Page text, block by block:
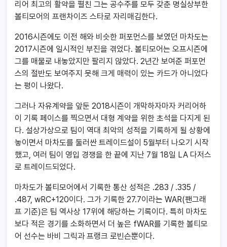
리어 최고의 활약을 펼친 그는 공수주를 모두 갖춘 명실상부한
볼티모어의 프랜차이즈 스타로 자리매김한다.
2016시즌에도 이전 해와 비슷한 퍼포먼스를 보였던 마차도는
2017시즌에 일시적인 부진을 겪었다. 볼티모어는 오프시즌에
그를 매물로 내놓았지만 팔리지 않았다. 2년간 보여준 퍼포먼
스의 절반도 보여주지 못해 크게 매력이 있는 카드가 아니었다
는 평이 나왔다.
그러나 자유계약을 앞둔 2018시즌이 개막하자마자 커리어하
이 기록 페이스를 찍으면서 대형 계약을 위한 초석을 다지게 된
다. 설상가상으로 팀이 역대 최악의 성적을 기록하게 될 상황에
놓이면서 마차도를 둘러싼 트레이드설이 5월부터 나오기 시작
했고, 여러 팀이 영입 경쟁을 한 끝에 지난 7월 18일 LA 다저스
로 트레이드되었다.
마차도가 볼티모어에서 기록한 통산 성적은 .283 / .335 /
.487, wRC+120이다. 그가 기록한 27.7이라는 WAR(팬그래
프 기준)은 팀 역사상 17위에 해당하는 기록이다. 특히 마차도
보다 적은 경기를 소화하면서 더 높은 fWAR를 기록한 볼티모
어 선수는 바비 그릭과 프랭크 로빈슨뿐이다.